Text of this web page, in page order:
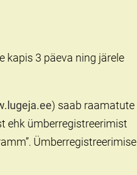
kapis 3 päeva ning järele
) saab raamatute
ehk ümberregistreerimist
Ümberregistreerimise